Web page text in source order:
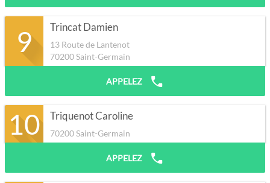
9 Trincat Damien
13 Route de Lantenot
70200Saint-Germain
APPELEZ
10 Triquenot Caroline
70200Saint-Germain
APPELEZ